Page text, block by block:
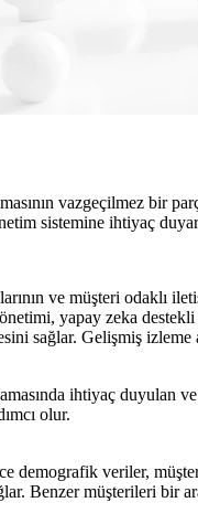
vazgeçilmez bir
sistemine ihtiyaç
ve müşteri odaklı
yapay zeka
sağlar. Gelişmiş
ihtiyaç duyulan
olur.
demografik veriler,
Benzer müşterileri